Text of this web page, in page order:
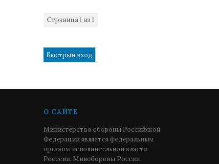
Страница1 из 1
О САЙТЕ
Министерство обороны Российской
Федерации является федеральным
органом исполнительной власти
Росссии. Минобороны России